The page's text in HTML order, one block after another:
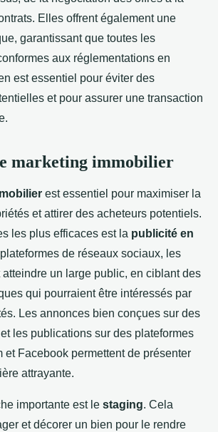
Elles offrent également une
garantissant que toutes les
aux réglementations en
est essentiel pour éviter des
et pour assurer une transaction
marketing immobilier
est essentiel pour maximiser la
et attirer des acheteurs potentiels.
les plus efficaces est la publicité en
de réseaux sociaux, les
un large public, en ciblant des
qui pourraient être intéressés par
Les annonces bien conçues sur des
les publications sur des plateformes
et Facebook permettent de présenter
attrayante.
importante est le staging. Cela
et décorer un bien pour le rendre